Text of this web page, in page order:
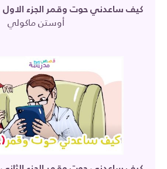
كيف ساعدني حوت وقمر الجزء الاول
أوستن ماكولي